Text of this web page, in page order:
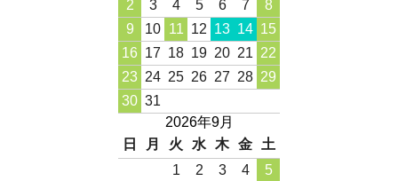
2
3 4 5 6 7
8
9
10 11 12 13 14 15
16 17 18 19 20 21 22
23 24 25 26 27 28 29
30 31
2026年9月
日
月 火 水 木 金
土
1
2 3 4
5